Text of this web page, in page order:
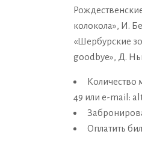
колокола», И.
«Шербурские
goodbye», Д.
Количество
49 или e-mail:
Оплатить